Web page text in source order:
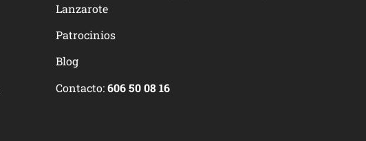
Lanzarote
Patrocinios
Blog
Contacto:606 50 08 16